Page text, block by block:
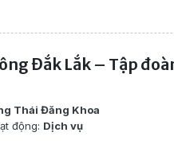
Đắk Lắk – Tập
Thái Đăng Khoa
động: Dịch vụ